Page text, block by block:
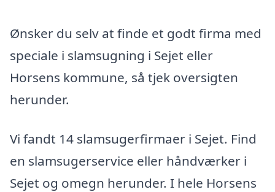
Ønsker du selv at finde et godt firma med
speciale i slamsugning i Sejet eller
Horsens kommune, så tjek oversigten
herunder.
Vi fandt 14 slamsugerfirmaer i Sejet. Find
en slamsugerservice eller håndværker i
Sejet og omegn herunder. I hele Horsens